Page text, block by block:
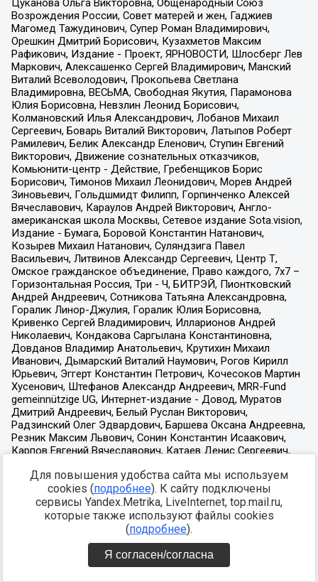
Для повышения удобства сайта мы используем
cookies (подробнее). К сайту подключены
сервисы Yandex.Metrika, LiveInternet, top.mail.ru,
которые также используют файлы cookies
(подробнее).
Я согласен/согласна